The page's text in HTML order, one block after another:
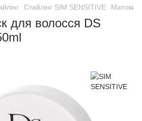
Стайлінг SIM SENSITIVE Матовий
для волосся DS